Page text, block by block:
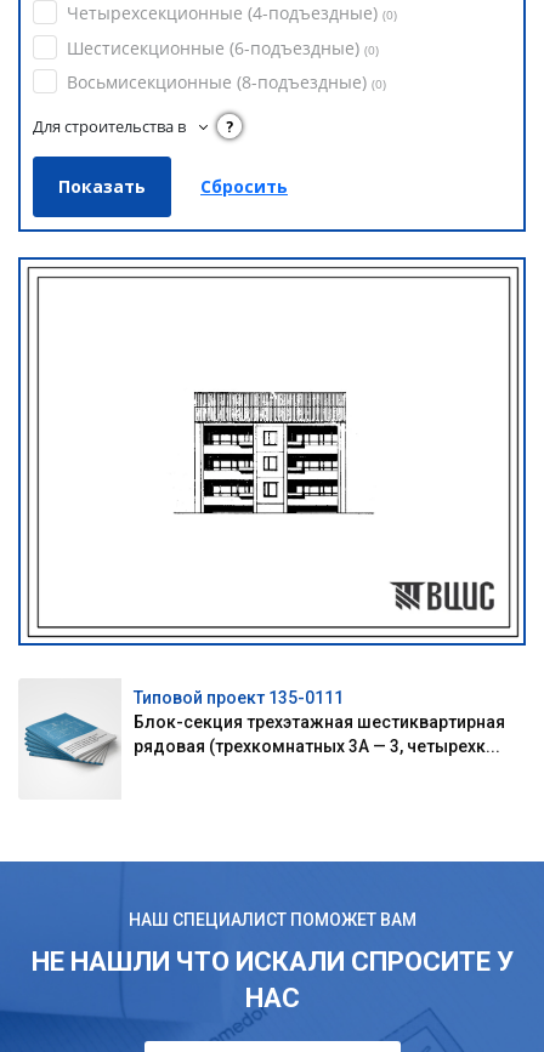
Четырехсекционные (4-подъездные) (0)
Шестисекционные (6-подъездные) (0)
Восьмисекционные (8-подъездные) (0)
Для строительства в ?
Типовой проект 135-0111
Блок-секция трехэтажная шестиквартирная
рядовая (трехкомнатных 3А — 3, четырехк...
НАШ СПЕЦИАЛИСТ ПОМОЖЕТ ВАМ
НЕ НАШЛИ ЧТО ИСКАЛИ СПРОСИТЕ У
НАС